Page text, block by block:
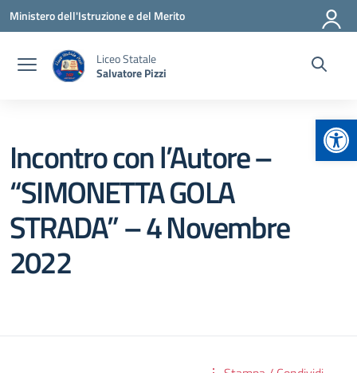
Vai ai contenuti
Vai al menu di navigazione
Vai al footer
Ministero dell'Istruzione e del Merito
Liceo Statale
Salvatore Pizzi
Incontro con l’Autore –
“SIMONETTA GOLA
STRADA” – 4 Novembre
2022